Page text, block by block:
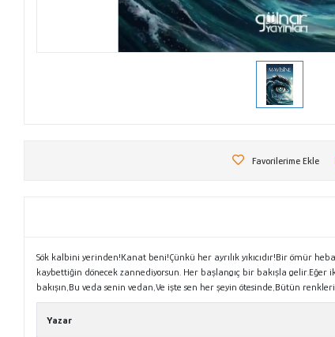
Favorilerime Ekle
Sök kalbini yerinden!Kanat beni!Çünkü her ayrılık yıkıcıdır!Bir ömür
kaybettiğin dönecek zannediyorsun. Her başlangıç bir bakışla
bakışın,Bu veda senin vedan,Ve işte sen her şeyin ötesinde,Bütün
Yazar